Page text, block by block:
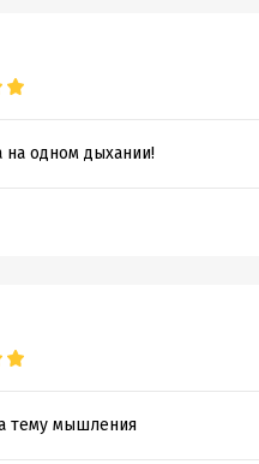
на одном дыхании!
тему мышления